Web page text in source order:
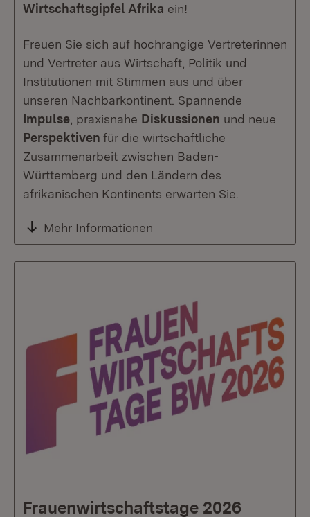
Wirtschaftsgipfel Afrika ein!
Freuen Sie sich auf hochrangige Vertreterinnen
und Vertreter aus Wirtschaft, Politik und
Institutionen mit Stimmen aus und über
unseren Nachbarkontinent. Spannende
Impulse , praxisnahe Diskussionen und neue
Perspektiven für die wirtschaftliche
Zusammenarbeit zwischen Baden-
Württemberg und den Ländern des
afrikanischen Kontinents erwarten Sie.
Mehr Informationen
Frauenwirtschaftstage 2026